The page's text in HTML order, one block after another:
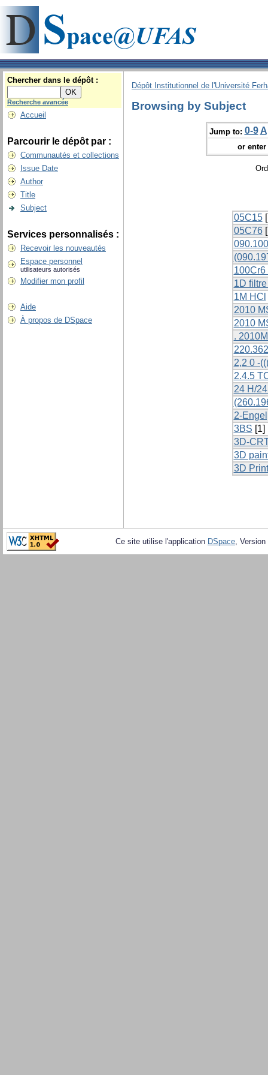
Chercher dans le dépôt :
Recherche avancée
Accueil
Parcourir le dépôt par :
Communautés et collections
Issue Date
Author
Title
Subject
Services personnalisés :
Recevoir les nouveautés
Espace personnel
utilisateurs autorisés
Modifier mon profil
Aide
À propos de DSpace
Dépôt Institutionnel de l'Université
Browsing by Subject
Jump to: 0-9 A
or
05C15
05C76
100Cr6
1D
1M HCl
2010
2010
.
2,2 0 -
2.4.5
24 H/
2-
3BS [1]
3D-
3D
3D
Ce site utilise l'application DSpace,